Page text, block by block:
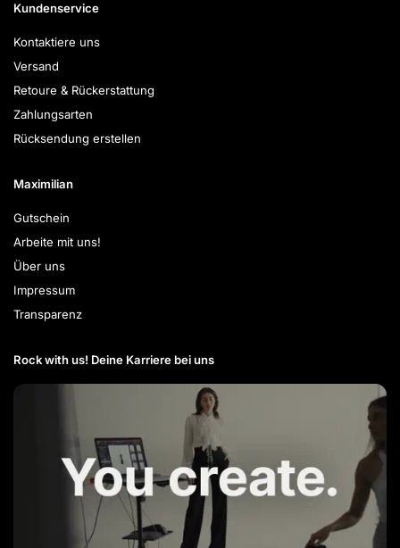
Kundenservice
Kontaktiere uns
Versand
Retoure & Rückerstattung
Zahlungsarten
Rücksendung erstellen
Maximilian
Gutschein
Arbeite mit uns!
Über uns
Impressum
Transparenz
Rock with us! Deine Karriere bei uns​